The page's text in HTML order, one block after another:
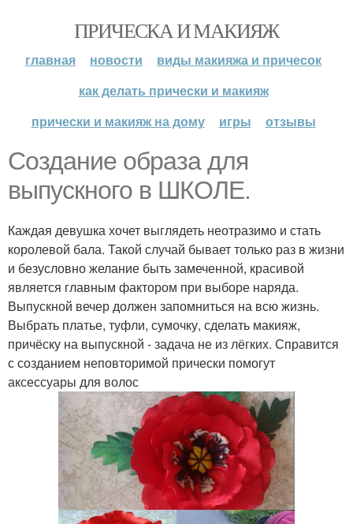
ПРИЧЕСКА И МАКИЯЖ
главная новости
виды макияжа и причесок
как делать прически и макияж
прически и макияж на дому
игры отзывы
Создание образа для
выпускного в ШКОЛЕ.
Каждая девушка хочет выглядеть неотразимо и стать
королевой бала. Такой случай бывает только раз в жизни
и безусловно желание быть замеченной, красивой
является главным фактором при выборе наряда.
Выпускной вечер должен запомниться на всю жизнь.
Выбрать платье, туфли, сумочку, сделать макияж,
причёску на выпускной - задача не из лёгких. Справится
с созданием неповторимой прически помогут
аксессуары для волос